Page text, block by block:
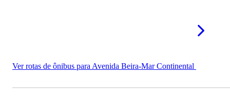
Ver rotas de ônibus para Avenida Beira-Mar Continental